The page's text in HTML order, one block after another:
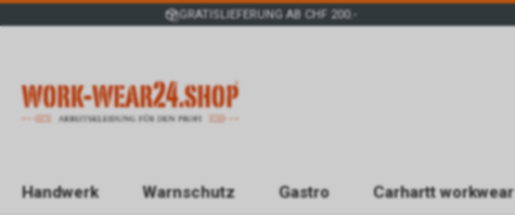
GRATISLIEFERUNG AB CHF 200.-
Handwerk Warnschutz Gastro Carhartt workwear